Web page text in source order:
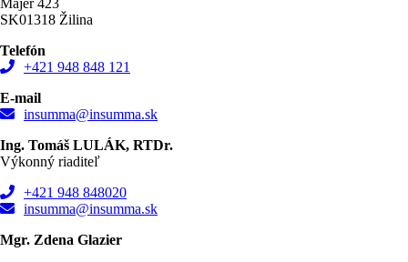
Majer 423
SK01318 Žilina
Telefón
+421 948 848 121
E-mail
insumma@insumma.sk
Ing. Tomáš LULÁK, RTDr.
Výkonný riaditeľ
+421 948 848020
insumma@insumma.sk
Mgr. Zdena Glazier